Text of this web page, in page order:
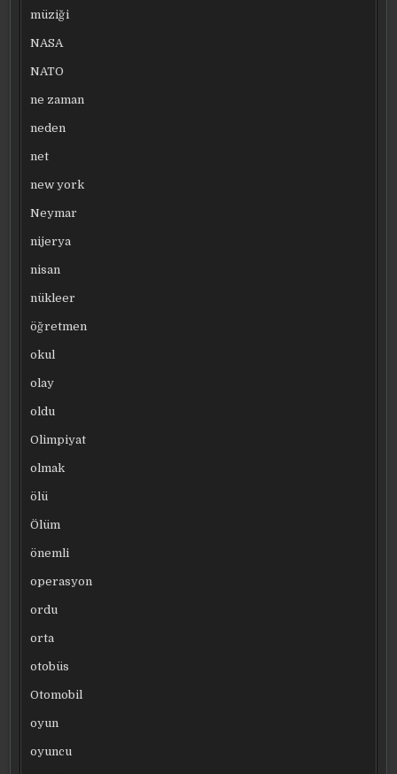
müziği
NASA
NATO
ne zaman
neden
net
new york
Neymar
nijerya
nisan
nükleer
öğretmen
okul
olay
oldu
Olimpiyat
olmak
ölü
Ölüm
önemli
operasyon
ordu
orta
otobüs
Otomobil
oyun
oyuncu